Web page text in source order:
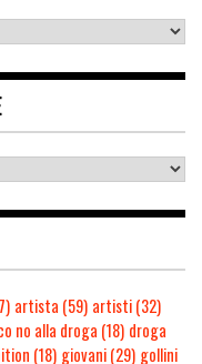
artista (59) artisti(32)
no alla droga (18) droga
(18) giovani(29) gollini